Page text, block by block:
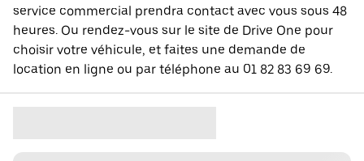
service commercial prendra contact avec vous sous 48
heures. Ou rendez-vous sur le site de Drive One pour
choisir votre véhicule, et faites une demande de
location en ligne ou par téléphone au 01 82 83 69 69.